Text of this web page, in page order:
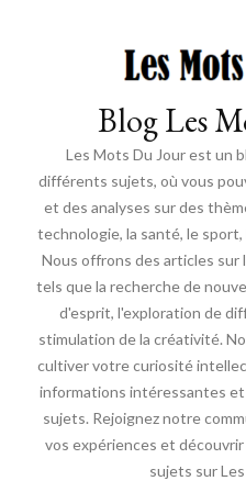
Blog Les
Les Mots Du Jour est un
différents sujets, où vous
et des analyses sur des
technologie, la santé, le
Nous offrons des articles
tels que la recherche de
d'esprit, l'exploration de
stimulation de la créativité.
cultiver votre curiosité
informations intéressantes
sujets. Rejoignez notre
vos expériences et
sujets sur